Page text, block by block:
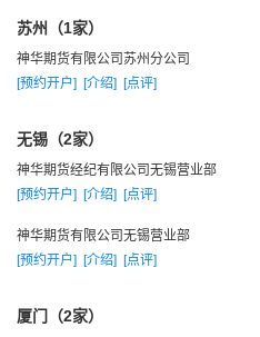
苏州（1家）
神华期货有限公司苏州分公司
[预约开户] [介绍] [点评]
无锡（2家）
神华期货经纪有限公司无锡营业部
[预约开户] [介绍] [点评]
神华期货有限公司无锡营业部
[预约开户] [介绍] [点评]
厦门（2家）